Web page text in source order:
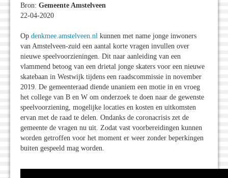
Bron: Gemeente Amstelveen
22-04-2020
Op denkmee.amstelveen.nl kunnen met name jonge inwoners
van Amstelveen-zuid een aantal korte vragen invullen over
nieuwe speelvoorzieningen. Dit naar aanleiding van een
vlammend betoog van een drietal jonge skaters voor een nieuwe
skatebaan in Westwijk tijdens een raadscommissie in november
2019. De gemeenteraad diende unaniem een motie in en vroeg
het college van B en W om onderzoek te doen naar de gewenste
speelvoorziening, mogelijke locaties en kosten en uitkomsten
ervan met de raad te delen. Ondanks de coronacrisis zet de
gemeente de vragen nu uit. Zodat vast voorbereidingen kunnen
worden getroffen voor het moment er weer zonder beperkingen
buiten gespeeld mag worden.